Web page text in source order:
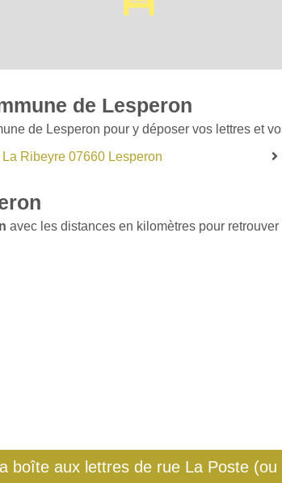
de Lesperon
de Lesperon pour y déposer vos lettres et
La Ribeyre 07660 Lesperon
avec les distances en kilomètres pour
boîte aux lettres de rue La Poste